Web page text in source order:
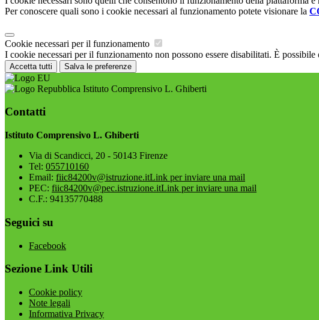
Per conoscere quali sono i cookie necessari al funzionamento potete visionare la
Cookie necessari per il funzionamento
I cookie necessari per il funzionamento non possono essere disabilitati. È
Accetta tutti Salva le preferenze
Istituto Comprensivo L. Ghiberti
Contatti
Istituto Comprensivo L. Ghiberti
Via di Scandicci, 20 - 50143 Firenze
Tel: 055710160
Email: fiic84200v@istruzione.itLink per inviare una mail
PEC: fiic84200v@pec.istruzione.itLink per inviare una mail
C.F.: 94135770488
Seguici su
Facebook
Sezione Link Utili
Cookie policy
Note legali
Informativa Privacy